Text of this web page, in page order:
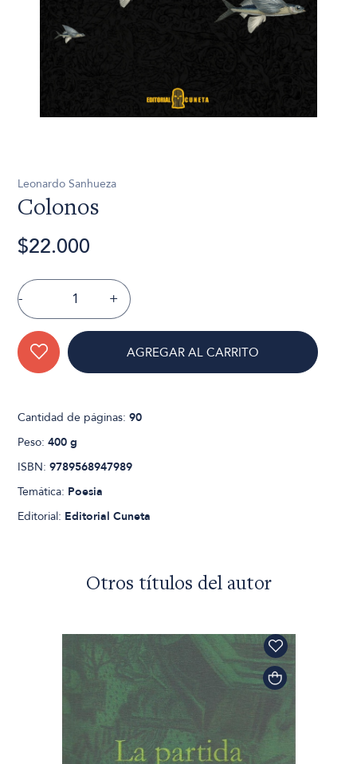
Leonardo Sanhueza
Colonos
$22.000
- +
AGREGAR AL CARRITO
Cantidad de páginas:90
Peso:400 g
ISBN:9789568947989
Temática: Poesia
Editorial: Editorial Cuneta
Otros títulos del autor